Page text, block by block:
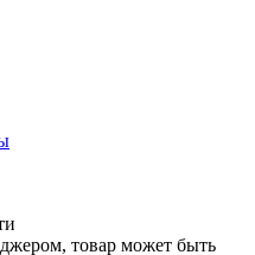
товар может быть